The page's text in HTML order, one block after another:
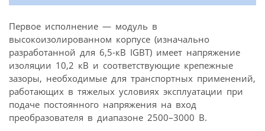
Первое исполнение — модуль в
высокоизолированном корпусе (изначально
разработанной для 6,5-кВ IGBT) имеет напряжение
изоляции 10,2 кВ и соответствующие крепежные
зазоры, необходимые для транспортных применений,
работающих в тяжелых условиях эксплуатации при
подаче постоянного напряжения на вход
преобразователя в диапазоне 2500–3000 В.